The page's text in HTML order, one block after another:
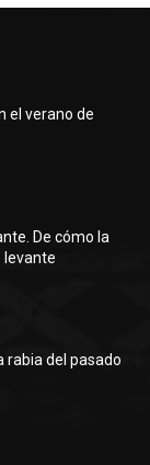
el verano de
De cómo la
levante
rabia del pasado